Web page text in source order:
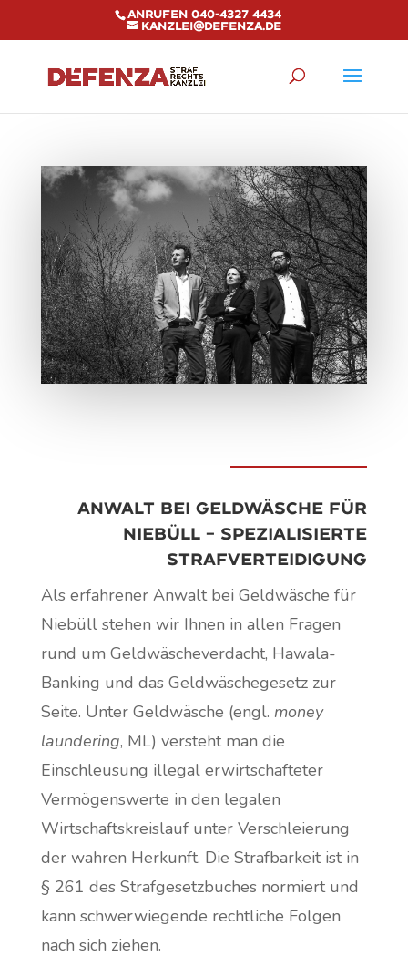
Anrufen 040-4327 4434
kanzlei@defenza.de
Anwalt bei Geldwäsche für
Niebüll – Spezialisierte
Strafverteidigung
Als erfahrener Anwalt bei Geldwäsche für
Niebüll stehen wir Ihnen in allen Fragen
rund um Geldwäscheverdacht, Hawala-
Banking und das Geldwäschegesetz zur
Seite. Unter Geldwäsche (engl. money
laundering, ML) versteht man die
Einschleusung illegal erwirtschafteter
Vermögenswerte in den legalen
Wirtschaftskreislauf unter Verschleierung
der wahren Herkunft. Die Strafbarkeit ist in
§ 261 des Strafgesetzbuches normiert und
kann schwerwiegende rechtliche Folgen
nach sich ziehen.